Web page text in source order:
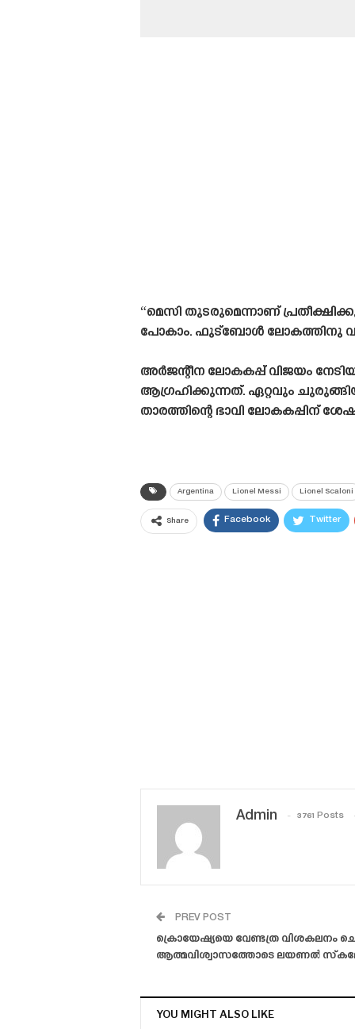
“മെസി തുടരുമെന്നാണ്
പോകാം. ഫുട്ബോൾ ലോകത്തിനു
അർജന്റീന ലോകകപ്പ് വിജയം
ആഗ്രഹിക്കുന്നത്. ഏറ്റവും
താരത്തിന്റെ ഭാവി ലോകകപ്പിന്
Argentina Lionel Messi Lionel Scaloni
Share Facebook Twitter
Admin 3761 Posts
PREV POST
ക്രൊയേഷ്യയെ വേണ്ടത്ര വിശകലനം
ആത്മവിശ്വാസത്തോടെ ലയണൽ
YOU MIGHT ALSO LIKE